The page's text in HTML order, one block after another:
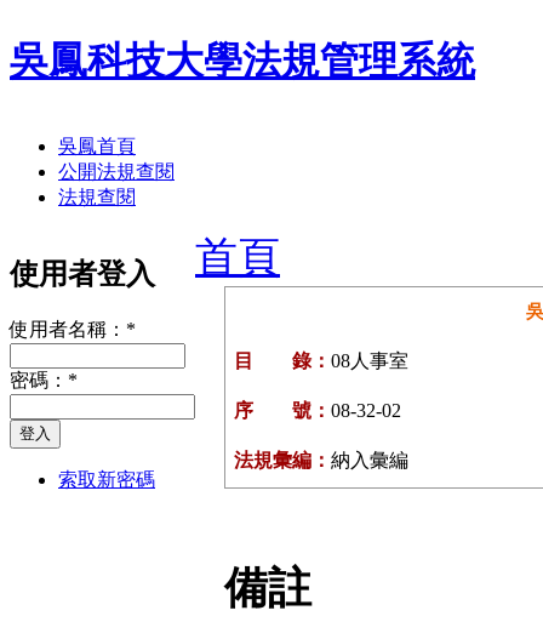
吳鳳科技大學法規管理系統
吳鳳首頁
公開法規查閱
法規查閱
使用者登入
使用者名稱： *
密碼： *
索取新密碼
首頁
目 錄： 08人事室
序 號： 08-32-02
法規彙編： 納入彙編
備註